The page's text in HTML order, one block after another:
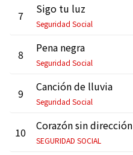
7 Sigo tu luz
Seguridad Social
8 Pena negra
Seguridad Social
9 Canción de lluvia
Seguridad Social
10 Corazón sin dirección
SEGURIDAD SOCIAL